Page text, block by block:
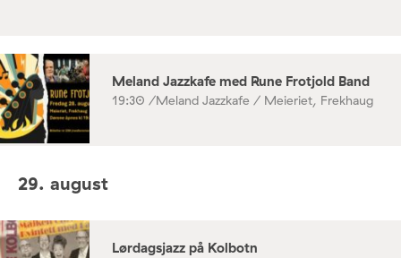
Meland Jazzkafe med Rune Frotjold Band
19:30 /Meland Jazzkafe / Meieriet, Frekhaug
29. august
Lørdagsjazz på Kolbotn